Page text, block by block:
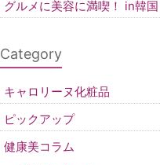
グルメに美容に満喫！ in韓国
Category
キャロリーヌ化粧品
ピックアップ
健康美コラム